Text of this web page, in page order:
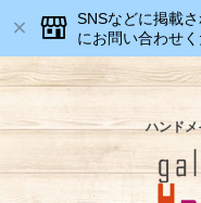
SNSなどに掲載
にお問い合わせく
ハンドメ